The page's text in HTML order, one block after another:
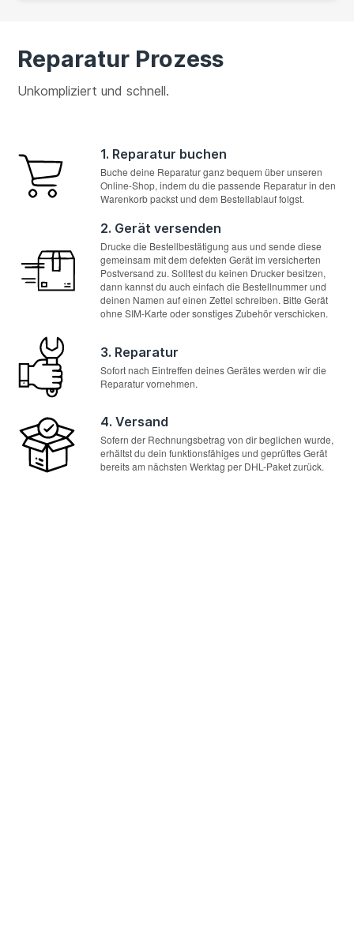
Reparatur Prozess
Unkompliziert und schnell.
1. Reparatur buchen
Buche deine Reparatur ganz bequem über unseren
Online-Shop, indem du die passende Reparatur in den
Warenkorb packst und dem Bestellablauf folgst.
2. Gerät versenden
Drucke die Bestellbestätigung aus und sende diese
gemeinsam mit dem defekten Gerät im versicherten
Postversand zu. Solltest du keinen Drucker besitzen,
dann kannst du auch einfach die Bestellnummer und
deinen Namen auf einen Zettel schreiben. Bitte Gerät
ohne SIM-Karte oder sonstiges Zubehör verschicken.
3. Reparatur
Sofort nach Eintreffen deines Gerätes werden wir die
Reparatur vornehmen.
4. Versand
Sofern der Rechnungsbetrag von dir beglichen wurde,
erhältst du dein funktionsfähiges und geprüftes Gerät
bereits am nächsten Werktag per DHL-Paket zurück.